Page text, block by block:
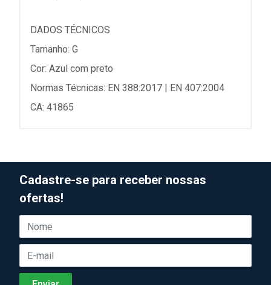
DADOS TÉCNICOS
Tamanho: G
Cor: Azul com preto
Normas Técnicas: EN 388:2017 | EN 407:2004
CA: 41865
Cadastre-se para receber nossas
ofertas!